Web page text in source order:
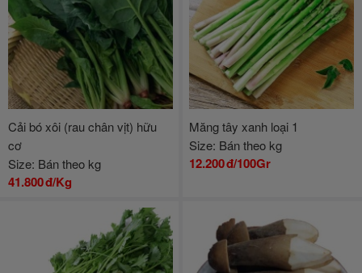
Cải bó xôi (rau chân vịt) hữu
cơ
Size: Bán theo kg
41.800đ/Kg
Măng tây xanh loại 1
Size: Bán theo kg
12.200đ/100Gr